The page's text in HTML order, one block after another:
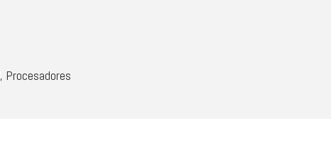
, Procesadores